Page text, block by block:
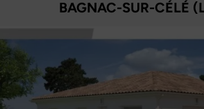
BAGNAC-SUR-CÉLÉ